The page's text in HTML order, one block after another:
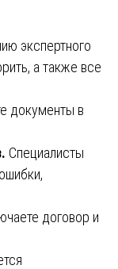
экспертного
а также все
документы в
Специалисты
договор и